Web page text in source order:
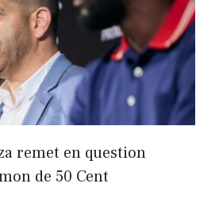
remet en question
de 50 Cent